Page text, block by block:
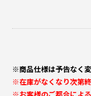
※商品仕様は予告なく
※在庫がなくなり次第終